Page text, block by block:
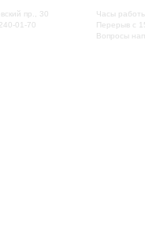
пр., 30
01-70
Часы
Перерыв с
Вопросы